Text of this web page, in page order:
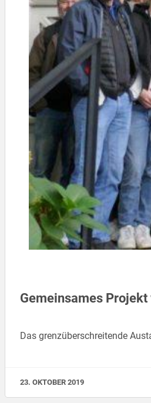
Gemeinsames Projekt
Das grenzüberschreitende
23. OKTOBER 2019